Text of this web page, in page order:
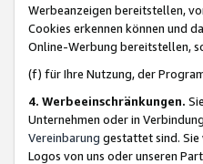
Werbeanzeigen bereitstellen,
Cookies erkennen können und
Online-Werbung bereitstellen,
(f) für Ihre Nutzung, der
4. Werbeeinschränkungen.
Unternehmen oder in
Vereinbarung gestattet sind.
Logos von uns oder unseren